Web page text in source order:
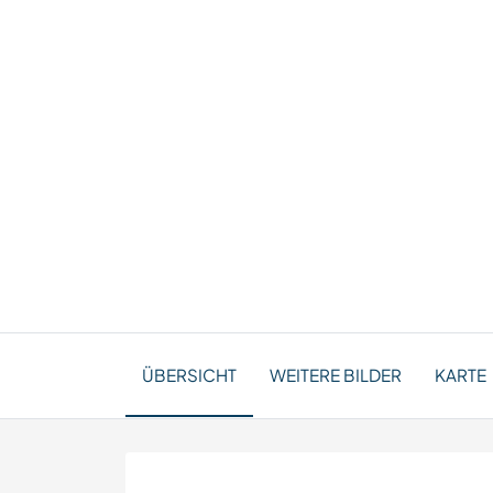
ÜBERSICHT WEITERE BILDER KARTE